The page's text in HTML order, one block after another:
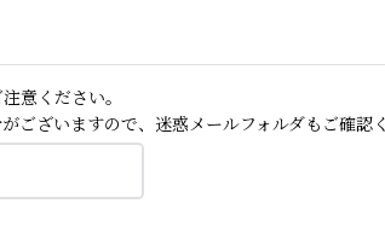
意ください。
ざいますので、迷惑メールフォルダもご確認